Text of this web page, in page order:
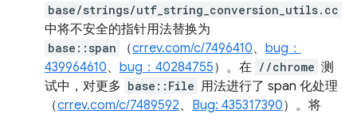
base/strings/utf_string_conversion_utils.cc
中将不安全的指针用法替换为
base::span （crrev.com/c/7496410、 bug：
439964610、 bug：40284755）。在 //chrome 测
试中，对更多 base::File 用法进行了 span 化处理
（crrev.com/c/7489592、 Bug: 435317390）。将